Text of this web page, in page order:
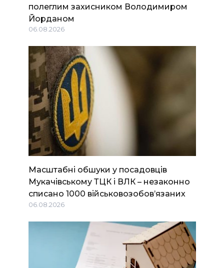
полеглим захисником Володимиром
Йорданом
06.08.2026
Масштабні обшуки у посадовців
Мукачівському ТЦК і ВЛК – незаконно
списано 1000 військовозобов’язаних
06.08.2026